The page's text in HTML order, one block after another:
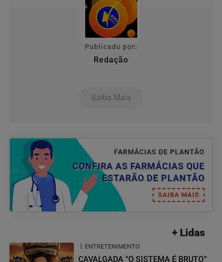
Publicado por:
Redação
Saiba Mais
FARMÁCIAS DE PLANTÃO
CONFIRA AS FARMÁCIAS QUE
ESTARÃO DE PLANTÃO
SAIBA MAIS
+ Lidas
ENTRETENIMENTO
CAVALGADA “O SISTEMA É BRUTO”